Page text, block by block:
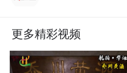
更多精彩视频